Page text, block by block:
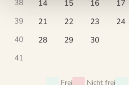
38 14 15 16 17
39
21 22 23 24
40
28 29
30
41
Frei Nicht frei